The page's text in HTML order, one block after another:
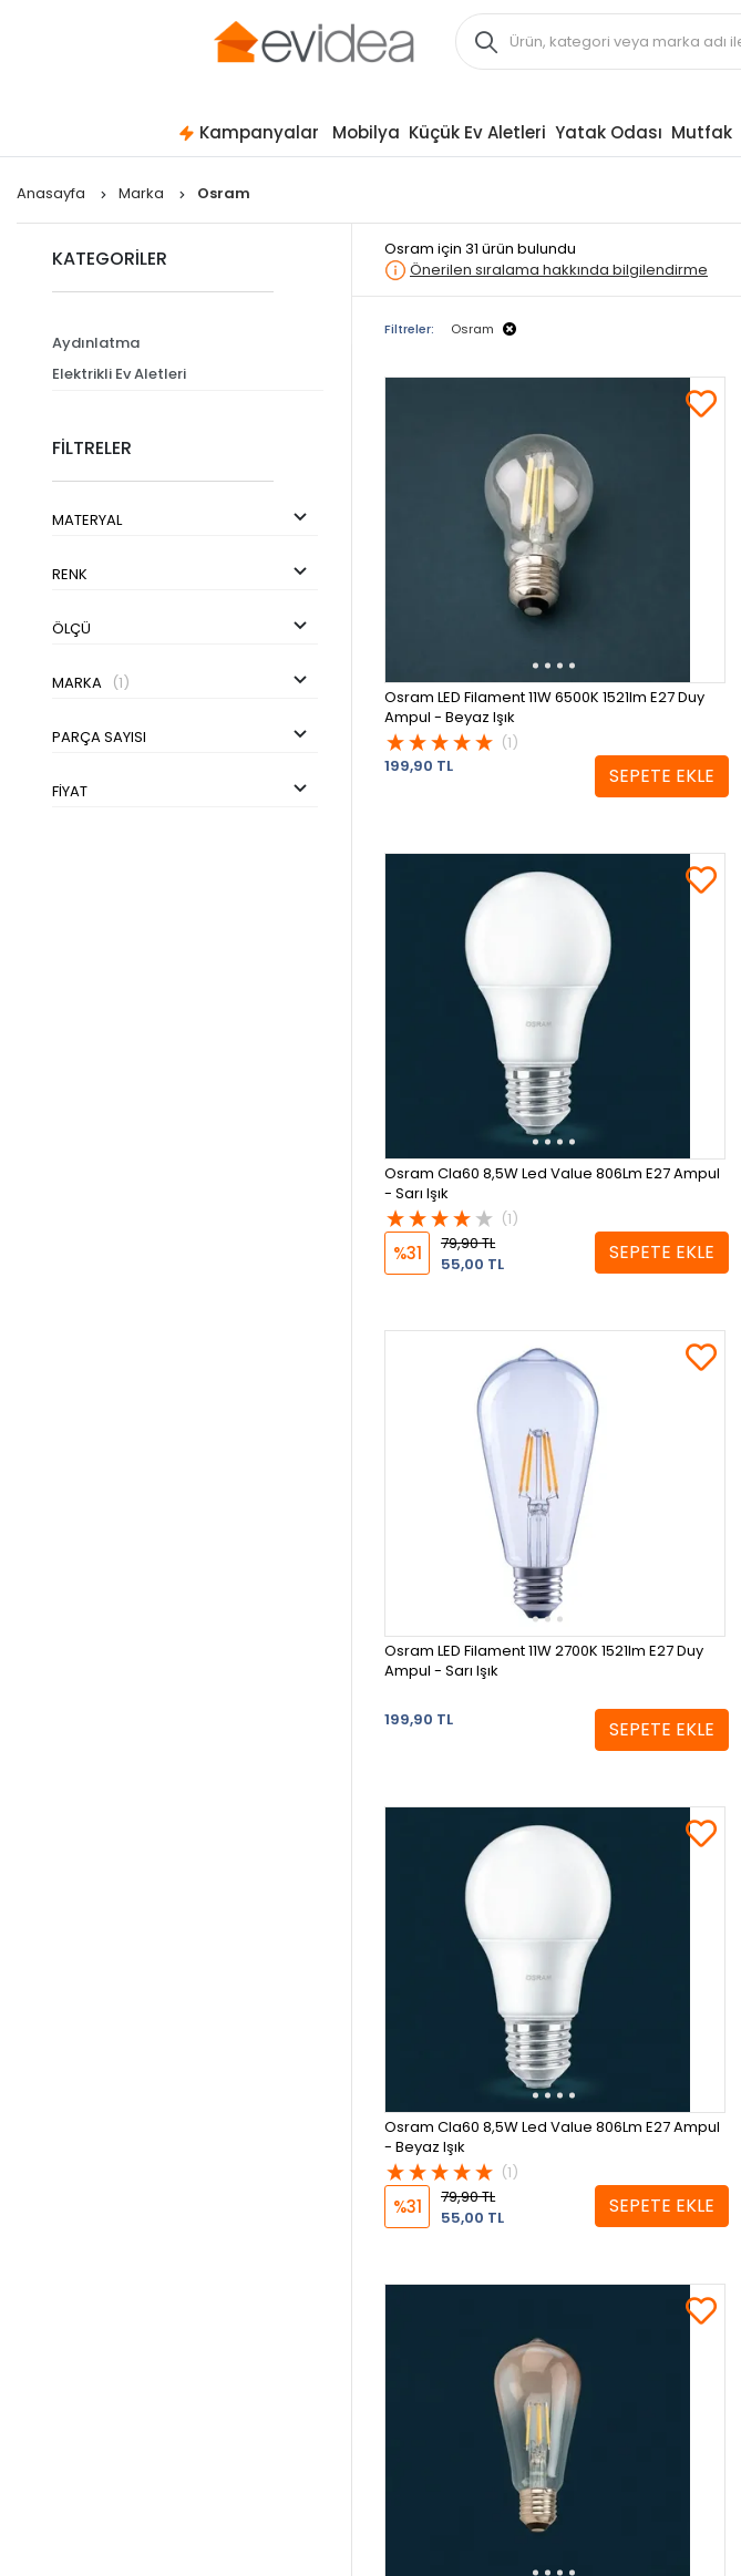
Kampanyalar Mobilya Küçük Ev Aletleri Yatak Odası Mutfak
Anasayfa Marka Osram
KATEGORİLER
Aydınlatma
Elektrikli Ev Aletleri
FİLTRELER
MATERYAL
RENK
ÖLÇÜ
MARKA (1)
PARÇA SAYISI
FIYAT
Osram için 31 ürün bulundu
Önerilen sıralama hakkında bilgilendirme
Filtreler: Osram
Osram LED Filament 11W 6500K 1521lm E27 Duy
Ampul - Beyaz Işık
(1)
199,90 TL
SEPETE EKLE
Osram Cla60 8,5W Led Value 806Lm E27 Ampul
- Sarı Işık
(1)
%31
79,90 TL
55,00 TL
SEPETE EKLE
Osram LED Filament 11W 2700K 1521lm E27 Duy
Ampul - Sarı Işık
199,90 TL SEPETE EKLE
Osram Cla60 8,5W Led Value 806Lm E27 Ampul
- Beyaz Işık
(1)
%31
79,90 TL
55,00 TL
SEPETE EKLE